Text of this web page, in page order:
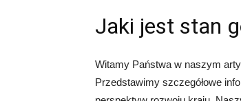
Jaki jest stan
Witamy Państwa w naszym
Przedstawimy szczegółowe